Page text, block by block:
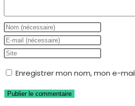
Enter
your
name
username
to
Enter
your
address
to
Saisir
de
votre
Enregistrer mon nom, mon e-